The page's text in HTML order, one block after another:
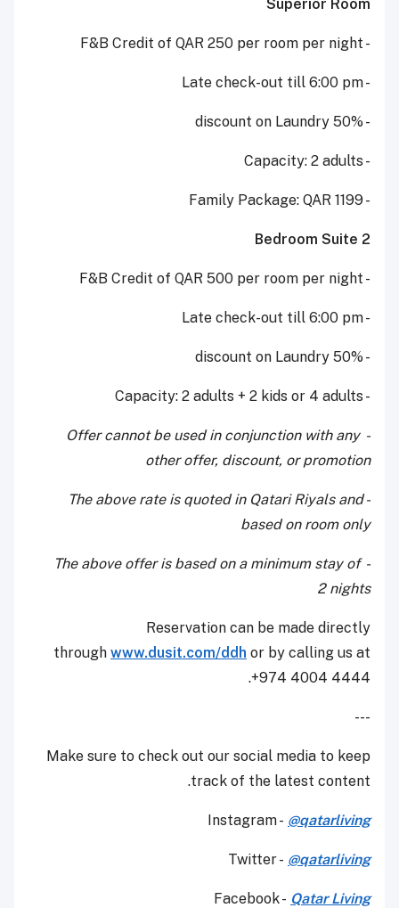
Superior Room
- F&B Credit of QAR 250 per room per night
- Late check-out till 6:00 pm
- 50% discount on Laundry
- Capacity: 2 adults
- Family Package: QAR 1199
2 Bedroom Suite
- F&B Credit of QAR 500 per room per night
- Late check-out till 6:00 pm
- 50% discount on Laundry
- Capacity: 2 adults + 2 kids or 4 adults
- Offer cannot be used in conjunction with any
other offer, discount, or promotion
- The above rate is quoted in Qatari Riyals and
based on room only
- The above offer is based on a minimum stay of
2 nights
Reservation can be made directly
through www.dusit.com/ddh or by calling us at
+974 4004 4444.
---
Make sure to check out our social media to keep
track of the latest content.
Instagram - @qatarliving
Twitter - @qatarliving
Facebook - Qatar Living